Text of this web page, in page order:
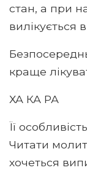
стан, а при
вилікується
краще
ХА КА РА
Її
Читати
хочеться